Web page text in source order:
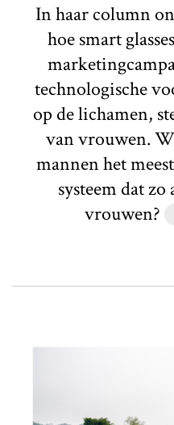
In haar column
hoe smart
technologische
op de lichamen,
van vrouwen.
mannen het
systeem dat
vrouwen?